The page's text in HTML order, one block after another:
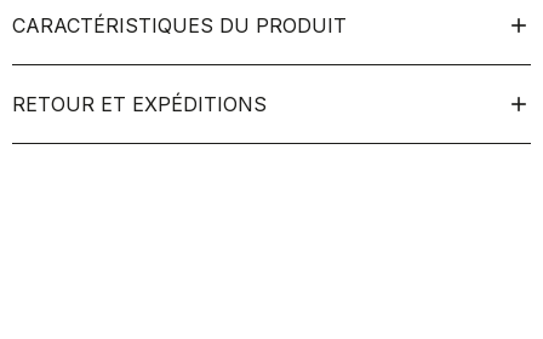
CARACTÉRISTIQUES DU PRODUIT
RETOUR ET EXPÉDITIONS